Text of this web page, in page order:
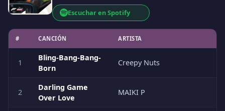
Escuchar en Spotify
# CANCIÓN ARTISTA
1
Bling-Bang-Bang-
Born
Creepy Nuts
2
Darling Game
Over Love
MAIKI P